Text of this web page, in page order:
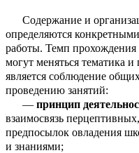
Содержание и
определяются
работы. Темп
могут меняться тематика
является соблюдение
проведению занятий:
— принцип
взаимосвязь
предпосылок овладения
и знаниями;